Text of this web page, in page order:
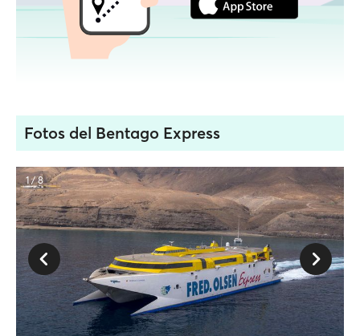
Fotos del Bentago Express
1 / 8